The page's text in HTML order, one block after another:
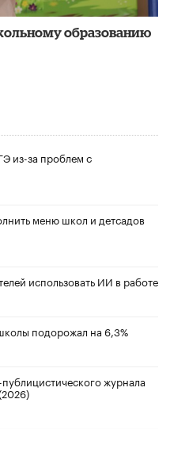
образованию
из-за проблем с
меню школ и детсадов
использовать ИИ в работе
подорожал на 6,3%
журнала